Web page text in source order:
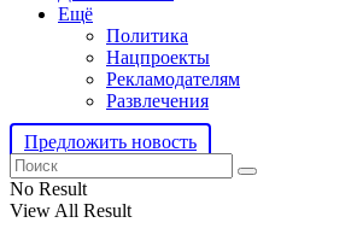
Ещё
Политика
Нацпроекты
Рекламодателям
Развлечения
Предложить новость
No Result
View All Result